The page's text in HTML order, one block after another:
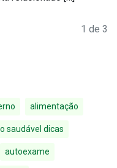
1 de 3
alimentação
saudável dicas
autoexame